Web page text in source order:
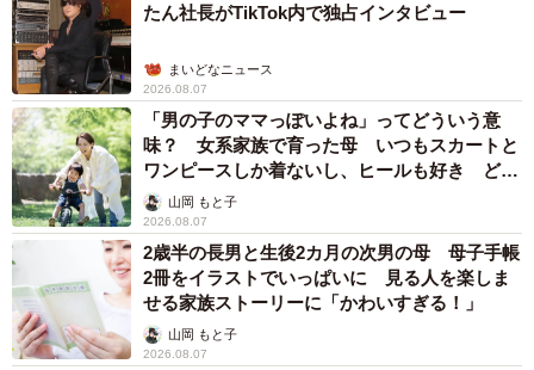
たん社長がTikTok内で独占インタビュー
まいどなニュース
2026.08.07
「男の子のママっぽいよね」ってどういう意
味？ 女系家族で育った母 いつもスカートと
ワンピースしか着ないし、ヒールも好き どの
へんが…
山岡 もと子
2026.08.07
2歳半の長男と生後2カ月の次男の母 母子手帳
2冊をイラストでいっぱいに 見る人を楽しま
せる家族ストーリーに「かわいすぎる！」
山岡 もと子
2026.08.07